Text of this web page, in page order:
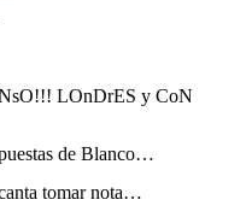
LOnDrES y CoN
de Blanco…
tomar nota…